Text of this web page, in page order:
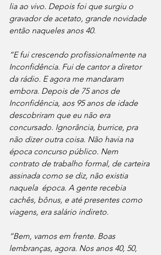
lia ao vivo. Depois foi que surgiu o
gravador de acetato, grande novidade
então naqueles anos 40.
“E fui crescendo profissionalmente na
Inconfidência. Fui de cantor a diretor
da rádio. E agora me mandaram
embora. Depois de 75 anos de
Inconfidência, aos 95 anos de idade
descobriram que eu não era
concursado. Ignorância, burrice, pra
não dizer outra coisa. Não havia na
época concurso público. Nem
contrato de trabalho formal, de carteira
assinada como se diz, não existia
naquela  época. A gente recebia
cachês, bônus, e até presentes como
viagens, era salário indireto.
“Bem, vamos em frente. Boas
lembranças, agora. Nos anos 40, 50,